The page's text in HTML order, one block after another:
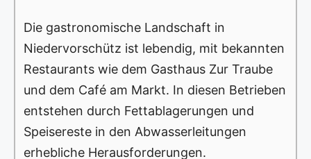
Die gastronomische Landschaft in
Niedervorschütz ist lebendig, mit bekannten
Restaurants wie dem Gasthaus Zur Traube
und dem Café am Markt. In diesen Betrieben
entstehen durch Fettablagerungen und
Speisereste in den Abwasserleitungen
erhebliche Herausforderungen.